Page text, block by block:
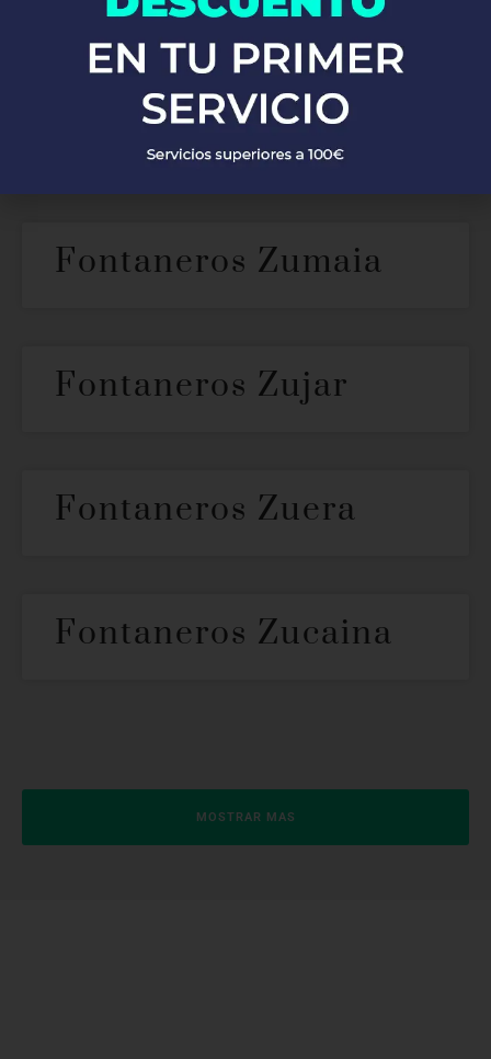
Fontaneros
Zumarraga
Fontaneros Zumaia
Fontaneros Zujar
Fontaneros Zuera
Fontaneros Zucaina
MOSTRAR MAS